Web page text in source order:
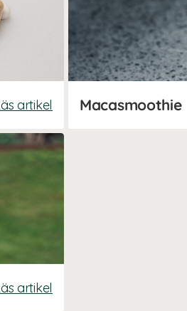
artikel Macasmoothie
artikel